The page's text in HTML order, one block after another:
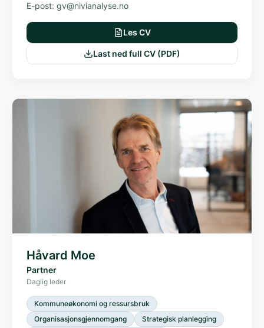
E-post: gv@nivianalyse.no
Les CV
Last ned full CV (PDF)
Håvard Moe
Partner
Daglig leder
Kommuneøkonomi og ressursbruk
Organisasjonsgjennomgang
Strategisk planlegging